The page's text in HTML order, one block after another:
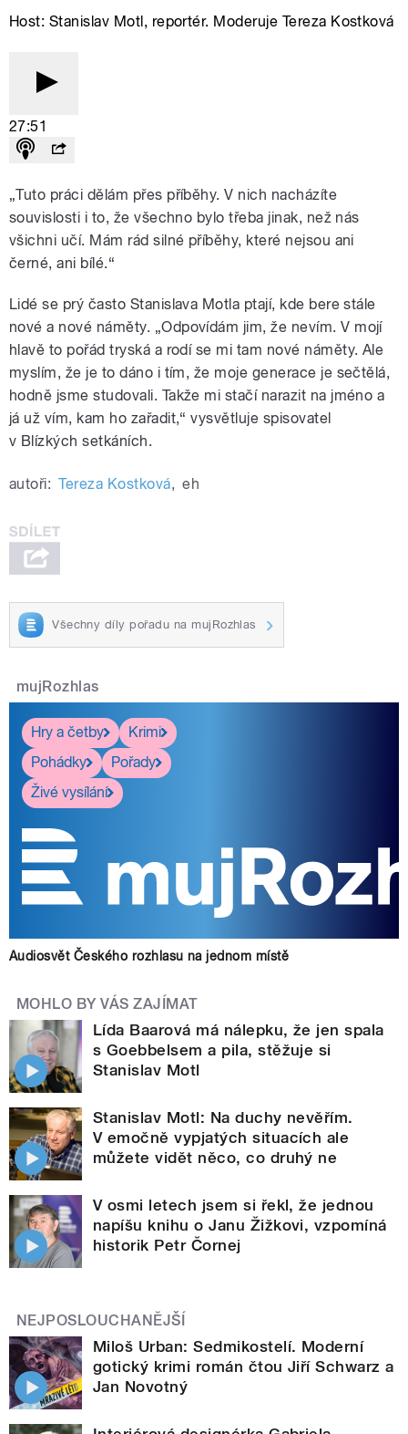
Host: Stanislav Motl, reportér. Moderuje Tereza Kostková
27:51
„Tuto práci dělám přes příběhy. V nich nacházíte
souvislosti i to, že všechno bylo třeba jinak, než nás
všichni učí. Mám rád silné příběhy, které nejsou ani
černé, ani bílé.“
Lidé se prý často Stanislava Motla ptají, kde bere stále
nové a nové náměty. „Odpovídám jim, že nevím. V mojí
hlavě to pořád tryská a rodí se mi tam nové náměty. Ale
myslím, že je to dáno i tím, že moje generace je sečtělá,
hodně jsme studovali. Takže mi stačí narazit na jméno a
já už vím, kam ho zařadit,“ vysvětluje spisovatel
v Blízkých setkáních.
autoři: Tereza Kostková, eh
Všechny díly pořadu na mujRozhlas
mujRozhlas
Hry a četby
Krimi
Pohádky
Pořady
Živé vysílání
Audiosvět Českého rozhlasu na jednom místě
MOHLO BY VÁS ZAJÍMAT
Lída Baarová má nálepku, že jen spala
s Goebbelsem a pila, stěžuje si
Stanislav Motl
Stanislav Motl: Na duchy nevěřím.
V emočně vypjatých situacích ale
můžete vidět něco, co druhý ne
V osmi letech jsem si řekl, že jednou
napíšu knihu o Janu Žižkovi, vzpomíná
historik Petr Čornej
NEJPOSLOUCHANĚJŠÍ
Miloš Urban: Sedmikostelí. Moderní
gotický krimi román čtou Jiří Schwarz a
Jan Novotný